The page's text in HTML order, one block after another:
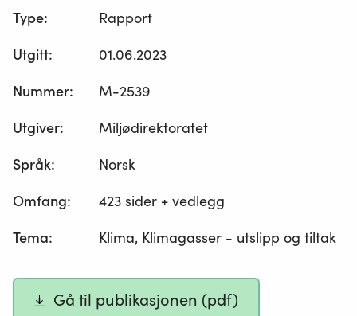
Type:
Rapport
Utgitt:
01.06.2023
Nummer:
M-2539
Utgiver:
Miljødirektoratet
Språk:
Norsk
Omfang:
423 sider + vedlegg
Tema: Klima, Klimagasser - utslipp og tiltak
Gå til publikasjonen (pdf)